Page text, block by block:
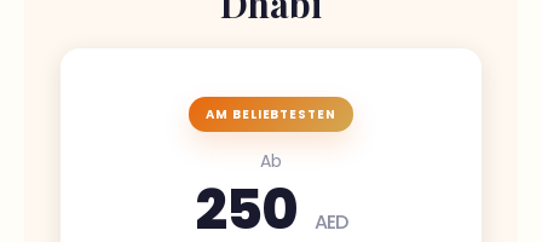
Ab
250
pro Person